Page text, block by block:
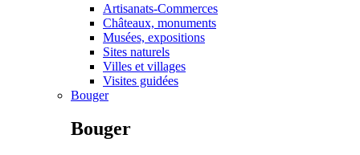
Artisanats-Commerces
Châteaux, monuments
Musées, expositions
Sites naturels
Villes et villages
Visites guidées
Bouger
Bouger